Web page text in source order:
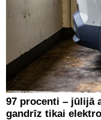
97 procenti – jūlijā
gandrīz tikai